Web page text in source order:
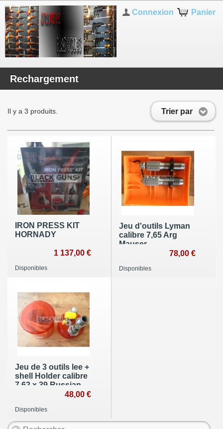
Panier
Connexion
Rechargement
Trier par
Il y a 3 produits.
IRON PRESS KIT
HORNADY
1 137,00 €
Disponibles
Jeu d'outils Lyman
calibre 7,65 Arg
Mauser
78,00 €
Disponibles
Jeu de 3 outils lee +
shell Holder calibre
7.62 x 39 Russian
48,00 €
Disponibles